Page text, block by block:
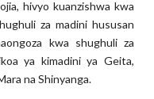
hivyo kuanzishwa kwa
za madini hususan
kwa shughuli za
ya kimadini ya Geita,
na Shinyanga.